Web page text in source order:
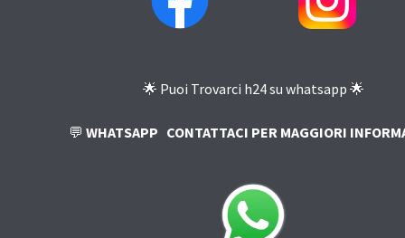
🌟 Puoi Trovarci h24 su whatsapp 🌟
💬 WHATSAPP CONTATTACI PER MAGGIORI